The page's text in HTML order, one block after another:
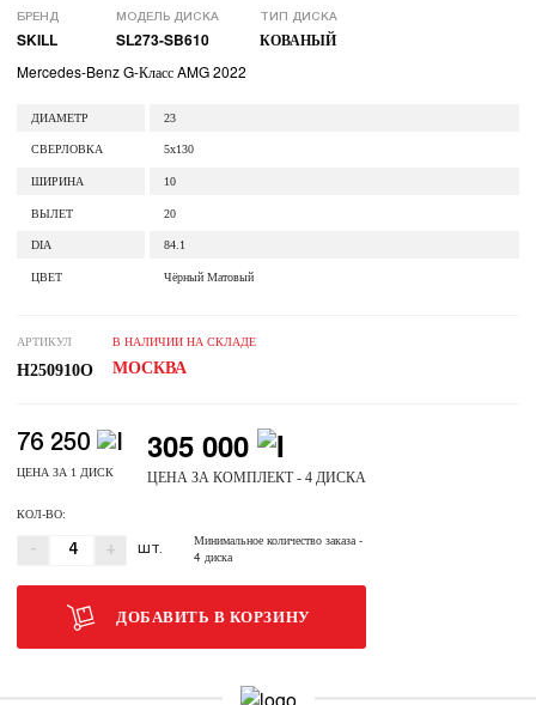
БРЕНД
SKILL
МОДЕЛЬ ДИСКА
SL273-SB610
ТИП ДИСКА
КОВАНЫЙ
Mercedes-Benz G-Класс AMG 2022
ДИАМЕТР 23
СВЕРЛОВКА 5x130
ШИРИНА 10
ВЫЛЕТ 20
DIA 84.1
ЦВЕТ Чёрный Матовый
АРТИКУЛ
H250910O
В НАЛИЧИИ НА СКЛАДЕ
МОСКВА
76 250
ЦЕНА ЗА 1 ДИСК
305 000
ЦЕНА ЗА КОМПЛЕКТ - 4 ДИСКА
КОЛ-ВО:
- + ШТ.
Минимальное количество заказа-
4 диска
ДОБАВИТЬ В КОРЗИНУ